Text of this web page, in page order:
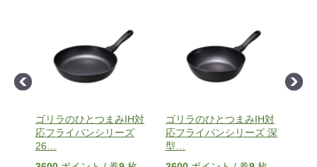
ゴリラのひとつまみIH対
応フライパンシリーズ
26
ゴリラのひとつまみIH対
応フライパンシリーズ 深
型